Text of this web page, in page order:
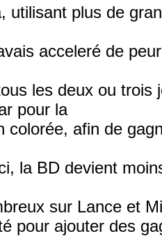
utilisant plus de
acceleré de
les deux ou trois
pour la
colorée, afin de
la BD devient
sur Lance et
pour ajouter des